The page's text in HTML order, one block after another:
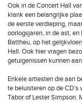
Ook in de Concert Hall
klank een belangrijke
de eerste verdieping,
oorlogsjaren, in de ast,
Battheu, op het
Hall. Ook hier vragen
getuigenissen kunnen
Enkele artiesten die aan
te beluisteren op de CD's
Tabor of Lester Simpson.